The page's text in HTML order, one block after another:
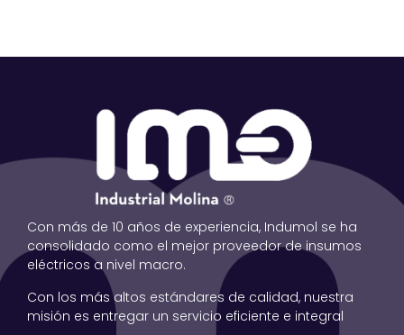
Con más de 10 años de experiencia, Indumol se ha
consolidado como el mejor proveedor de insumos
eléctricos a nivel macro.
Con los más altos estándares de calidad, nuestra
misión es entregar un servicio eficiente e integral